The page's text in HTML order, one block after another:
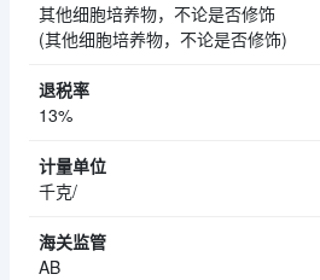
其他细胞培养物，不论是否修饰
(其他细胞培养物，不论是否修饰)
13%
千克/
AB